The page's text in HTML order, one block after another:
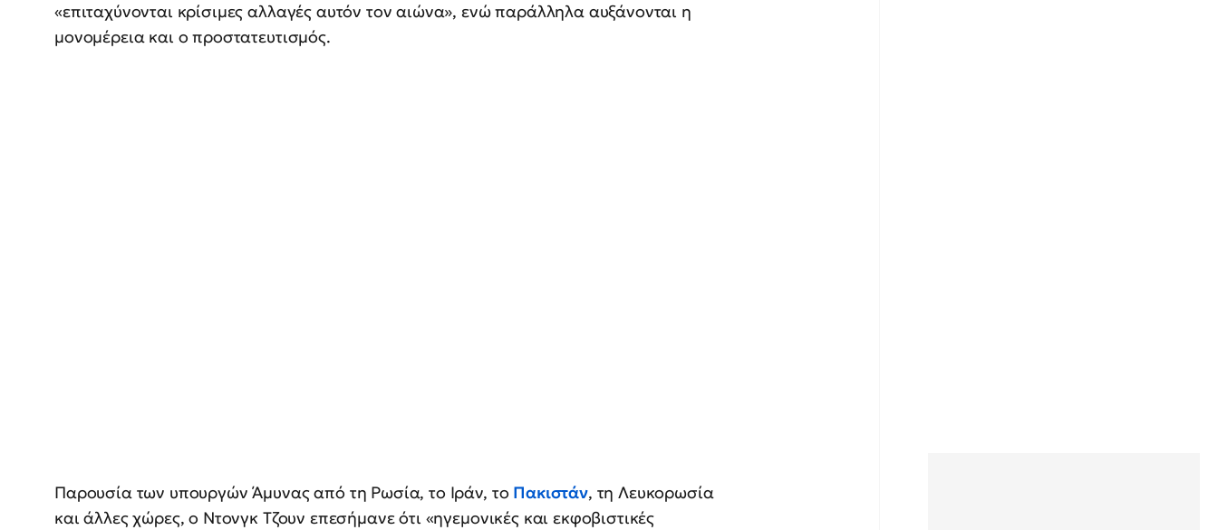
«επιταχύνονται κρίσιμες αλλαγές αυτόν τον αιώνα», ενώ παράλληλα αυξάνονται η
μονομέρεια και ο προστατευτισμός.
Παρουσία των υπουργών Άμυνας από τη Ρωσία, το Ιράν, το Πακιστάν, τη Λευκορωσία
και άλλες χώρες, ο Ντονγκ Τζουν επεσήμανε ότι «ηγεμονικές και εκφοβιστικές